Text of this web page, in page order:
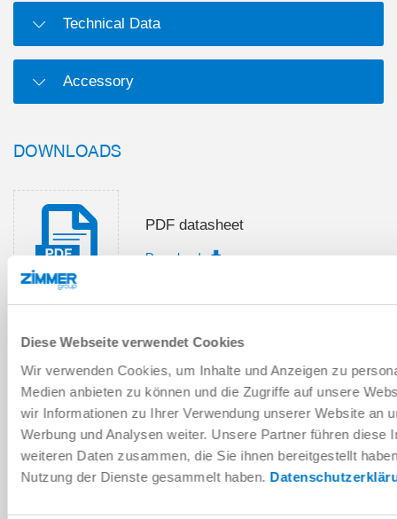
Diese Webseite verwendet Cookies
Wir verwenden Cookies, um Inhalte und Anzeigen zu
Medien anbieten zu können und die Zugriffe auf unsere
wir Informationen zu Ihrer Verwendung unserer Website an
Werbung und Analysen weiter. Unsere Partner führen diese
weiteren Daten zusammen, die Sie ihnen bereitgestellt
Nutzung der Dienste gesammelt haben.
Technical Data
Accessory
DOWNLOADS
PDF datasheet
Download
instructions
Download
Download CAD data